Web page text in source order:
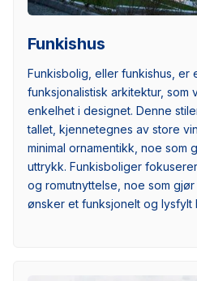
Funkishus
Funkisbolig, eller funkishus,
funksjonalistisk arkitektur,
enkelhet i designet. Denne
tallet, kjennetegnes av store
minimal ornamentikk, noe som
uttrykk. Funkisboliger
og romutnyttelse, noe som
ønsker et funksjonelt og lysfylt